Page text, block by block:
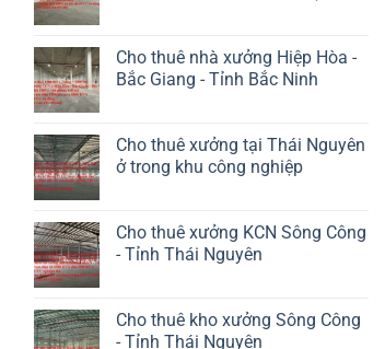
Cho thuê nhà xưởng Hiệp Hòa -
Bắc Giang - Tỉnh Bắc Ninh
Cho thuê xưởng tại Thái Nguyên
ở trong khu công nghiệp
Cho thuê xưởng KCN Sông Công
- Tỉnh Thái Nguyên
Cho thuê kho xưởng Sông Công
- Tỉnh Thái Nguyên